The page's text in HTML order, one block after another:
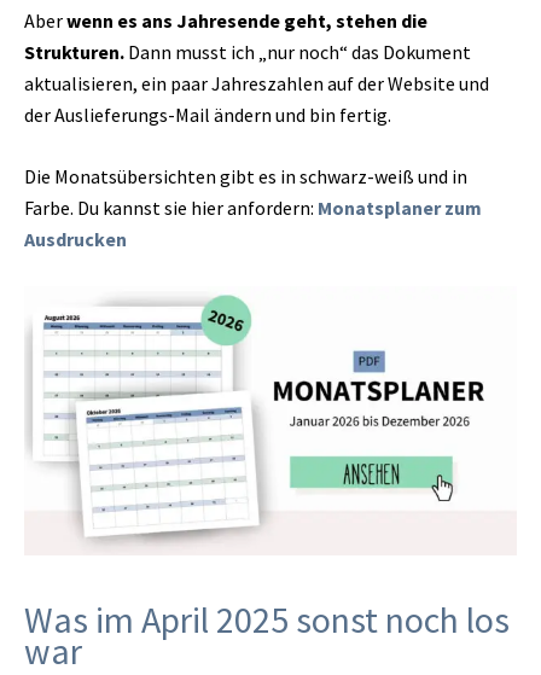
Aberwenn es ans Jahresende geht, stehen die
Strukturen. Dann musst ich „nur noch“ das Dokument
aktualisieren, ein paar Jahreszahlen auf der Website und
der Auslieferungs-Mail ändern und bin fertig.
Die Monatsübersichten gibt es in schwarz-weiß und in
Farbe. Du kannst sie hier anfordern: Monatsplaner zum
Ausdrucken
Was im April 2025 sonst noch los
war